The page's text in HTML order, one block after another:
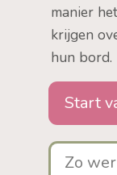
manier
krijgen
hun bord.
Start
Zo